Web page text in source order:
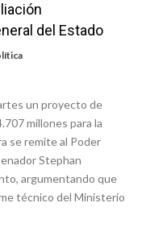
del Estado
un proyecto de
millones para la
se remite al Poder
Stephan
argumentando que
técnico del Ministerio